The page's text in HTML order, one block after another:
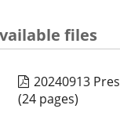
files
20240913
(24 pages)